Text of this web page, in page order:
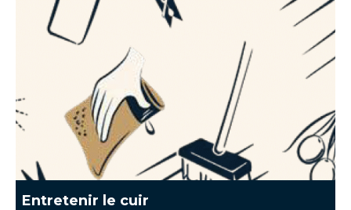
Entretenir le cuir